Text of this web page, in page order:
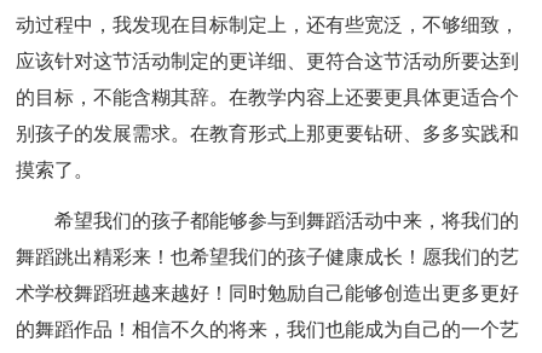
动过程中，我发现在目标制定上，还有些宽泛，不够细致，
应该针对这节活动制定的更详细、更符合这节活动所要达到
的目标，不能含糊其辞。在教学内容上还要更具体更适合个
别孩子的发展需求。在教育形式上那更要钻研、多多实践和
摸索了。
希望我们的孩子都能够参与到舞蹈活动中来，将我们的
舞蹈跳出精彩来！也希望我们的孩子健康成长！愿我们的艺
术学校舞蹈班越来越好！同时勉励自己能够创造出更多更好
的舞蹈作品！相信不久的将来，我们也能成为自己的一个艺